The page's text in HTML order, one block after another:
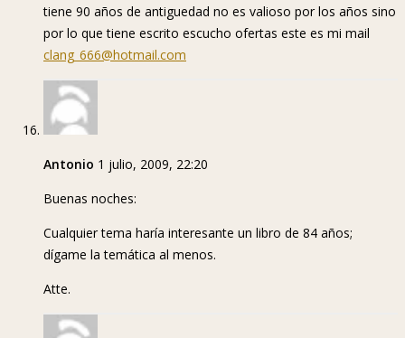
tiene 90 años de antiguedad no es valioso por los años sino
por lo que tiene escrito escucho ofertas este es mi mail
clang_666@hotmail.com
Antonio 1 julio, 2009, 22:20
Buenas noches:
Cualquier tema haría interesante un libro de 84 años;
dígame la temática al menos.
Atte.